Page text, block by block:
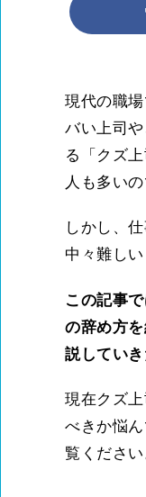
現代の職
バい上司
る「クズ
人も多い
しかし、
中々難しい
この記事
の辞め方を
説していき
現在クズ
べきか悩
覧ください